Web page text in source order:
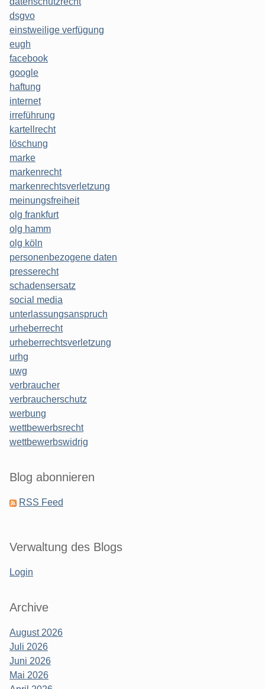
dsgvo
einstweilige verfügung
eugh
facebook
google
haftung
internet
irreführung
kartellrecht
löschung
marke
markenrecht
markenrechtsverletzung
meinungsfreiheit
olg frankfurt
olg hamm
olg köln
personenbezogene daten
presserecht
schadensersatz
social media
unterlassungsanspruch
urheberrecht
urheberrechtsverletzung
urhg
uwg
verbraucher
verbraucherschutz
werbung
wettbewerbsrecht
wettbewerbswidrig
Blog abonnieren
RSS Feed
Verwaltung des Blogs
Login
Archive
August 2026
Juli 2026
Juni 2026
Mai 2026